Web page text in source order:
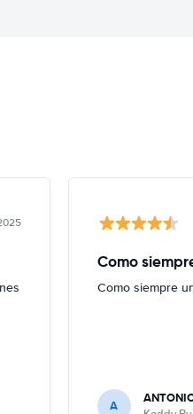
Como
Como siempre
A